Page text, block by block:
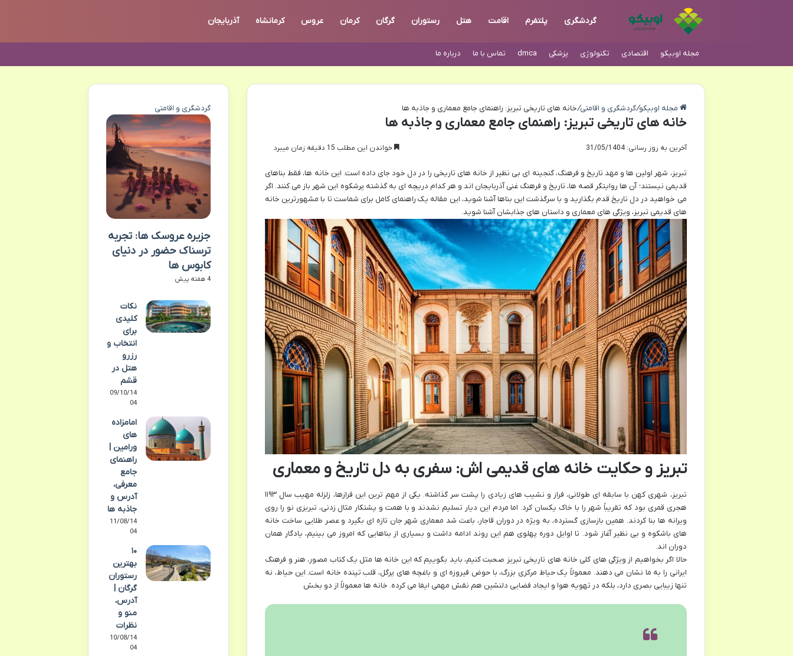
گردشگری پلتفرم اقامت هتل رستوران گرگان کرمان عروس کرمانشاه آذربایجان
مجله اوبیکو اقتصادی تکنولوژی پزشکی dmca تماس با ما درباره ما
مجله اوبیکو/گردشگری و اقامتی/خانه های تاریخی تبریز: راهنمای جامع معماری و جاذبه ها
خانه های تاریخی تبریز: راهنمای جامع معماری و جاذبه ها
آخرین به روز رسانی: 31/05/1404 خواندن این مطلب 15 دقیقه زمان میبرد
تبریز، شهر اولین ها و مهد تاریخ و فرهنگ، گنجینه ای بی نظیر از خانه های تاریخی را در دل خود جای داده است. این خانه ها، فقط بناهای
قدیمی نیستند؛ آن ها روایتگر قصه ها، تاریخ و فرهنگ غنی آذربایجان اند و هر کدام دریچه ای به گذشته پرشکوه این شهر باز می کنند. اگر
می خواهید در دل تاریخ قدم بگذارید و با سرگذشت این بناها آشنا شوید، این مقاله یک راهنمای کامل برای شماست تا با مشهورترین خانه
های قدیمی تبریز، ویژگی های معماری و داستان های جذابشان آشنا شوید.
تبریز و حکایت خانه های قدیمی اش: سفری به دل تاریخ و معماری
تبریز، شهری کهن با سابقه ای طولانی، فراز و نشیب های زیادی را پشت سر گذاشته. یکی از مهم ترین این فرازها، زلزله مهیب سال ۱۱۹۳
هجری قمری بود که تقریباً شهر را با خاک یکسان کرد. اما مردم این دیار تسلیم نشدند و با همت و پشتکار مثال زدنی، تبریزی نو را روی
ویرانه ها بنا کردند. همین بازسازی گسترده، به ویژه در دوران قاجار، باعث شد معماری شهر جان تازه ای بگیرد و عصر طلایی ساخت خانه
های باشکوه و بی نظیر آغاز شود. تا اوایل دوره پهلوی هم این روند ادامه داشت و بسیاری از بناهایی که امروز می بینیم، یادگار همان
دوران اند.
حالا اگر بخواهیم از ویژگی های کلی خانه های تاریخی تبریز صحبت کنیم، باید بگوییم که این خانه ها مثل یک کتاب مصور، هنر و فرهنگ
ایرانی را به ما نشان می دهند. معمولاً یک حیاط مرکزی بزرگ، با حوض فیروزه ای و باغچه های پرگل، قلب تپنده خانه است. این حیاط، نه
تنها زیبایی بصری دارد، بلکه در تهویه هوا و ایجاد فضایی دلنشین هم نقش مهمی ایفا می کرده. خانه ها معمولاً از دو بخش
گردشگری و اقامتی
جزیره عروسک ها: تجربه
ترسناک حضور در دنیای
کابوس ها
4 هفته پیش
نکات
کلیدی
برای
انتخاب و
رزرو
هتل در
قشم
09/10/14
04
امامزاده
های
ورامین |
راهنمای
جامع
معرفی،
آدرس و
جاذبه ها
11/08/14
04
۱۰
بهترین
رستوران
گرگان |
آدرس،
منو و
نظرات
10/08/14
04